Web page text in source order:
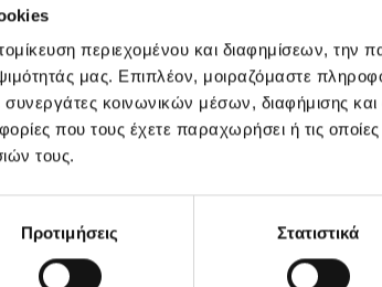
περιεχομένου και διαφημίσεων, την
μας. Επιπλέον, μοιραζόμαστε
συνεργάτες κοινωνικών μέσων, διαφήμισης
που τους έχετε παραχωρήσει ή τις
τους.
Προτιμήσεις Στατιστικά
και με ασφάλεια!
ΜΟΝΟ ΠΡΟΣΦΟΡΕΣ
03
ΝΥΧΤΕΣ